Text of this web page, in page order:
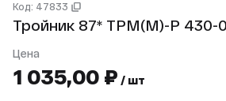
Код: 47833
Цена
1 035,00 ₽ / шт